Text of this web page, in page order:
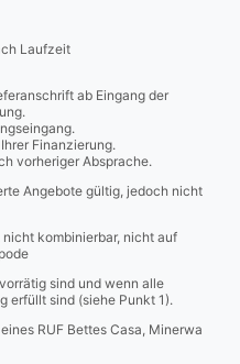
Laufzeit
ab Eingang der
Finanzierung.
vorheriger Absprache.
Angebote gültig, jedoch nicht
kombinierbar, nicht auf
sind und wenn alle
erfüllt sind (siehe Punkt 1).
RUF Bettes Casa, Minerwa